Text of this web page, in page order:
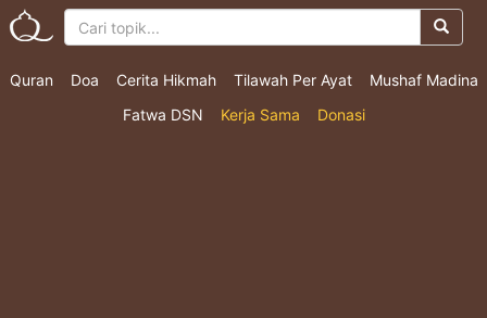
Quran Doa Cerita Hikmah Tilawah Per Ayat
Mushaf Madina
Fatwa DSN
Kerja Sama Donasi